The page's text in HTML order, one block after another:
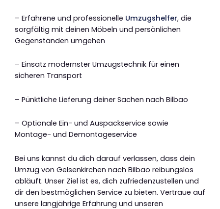
– Erfahrene und professionelle Umzugshelfer, die
sorgfältig mit deinen Möbeln und persönlichen
Gegenständen umgehen
– Einsatz modernster Umzugstechnik für einen
sicheren Transport
– Pünktliche Lieferung deiner Sachen nach Bilbao
– Optionale Ein- und Auspackservice sowie
Montage- und Demontageservice
Bei uns kannst du dich darauf verlassen, dass dein
Umzug von Gelsenkirchen nach Bilbao reibungslos
abläuft. Unser Ziel ist es, dich zufriedenzustellen und
dir den bestmöglichen Service zu bieten. Vertraue auf
unsere langjährige Erfahrung und unseren